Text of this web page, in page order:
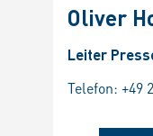
Oliver
Leiter
Telefon: +49